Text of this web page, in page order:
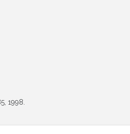
1998.